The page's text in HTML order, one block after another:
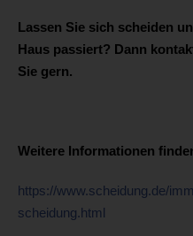
Lassen Sie sich scheiden
Haus passiert? Dann
Sie gern.
Weitere Informationen
https://www.scheidung.de/
scheidung.html